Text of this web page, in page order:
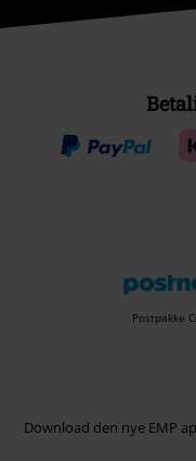
Postpakke
Download den nye EMP